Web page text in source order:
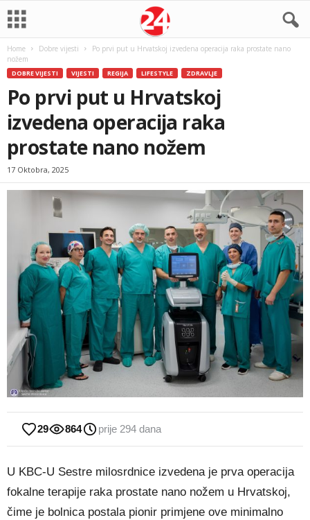
Home Dobre vijesti
Po prvi put u Hrvatskoj izvedena operacija raka prostate nano
nožem
DOBRE VIJESTI VIJESTI REGIJA LIFESTYLE ZDRAVLJE
Po prvi put u Hrvatskoj
izvedena operacija raka
prostate nano nožem
17 Oktobra, 2025
29 864 prije 294 dana
U KBC-U Sestre milosrdnice izvedena je prva operacija
fokalne terapije raka prostate nano nožem u Hrvatskoj,
čime je bolnica postala pionir primjene ove minimalno